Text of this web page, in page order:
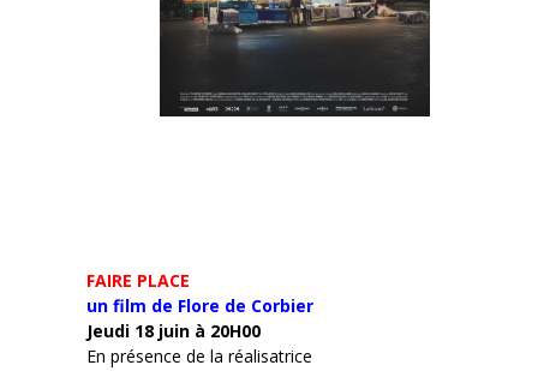
FAIRE PLACE
un film de Flore de Corbier
Jeudi 18 juin à 20H00
En présence de la réalisatrice